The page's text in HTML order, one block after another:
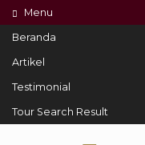
Menu
Beranda
Artikel
Testimonial
Tour Search Result